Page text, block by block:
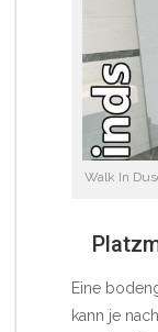
Walk In
Eine
kann je